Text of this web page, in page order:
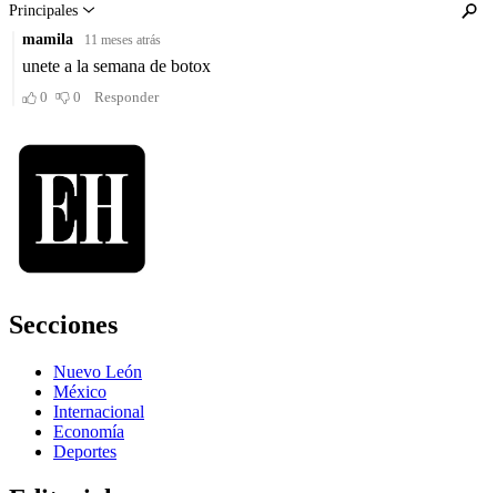
Secciones
Nuevo León
México
Internacional
Economía
Deportes